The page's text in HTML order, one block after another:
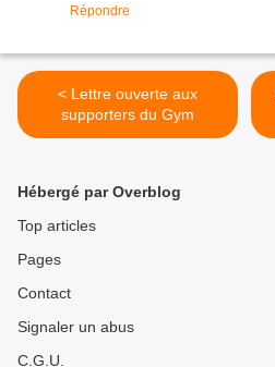
Répondre
< Lettre ouverte aux
supporters du Gym
Hébergé par Overblog
Top articles
Pages
Contact
Signaler un abus
C.G.U.